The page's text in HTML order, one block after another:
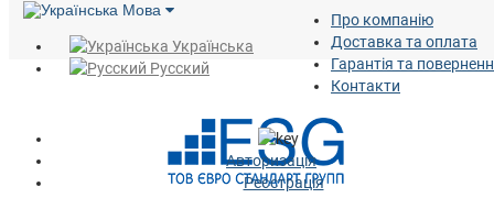
Мова
Українська
Русский
Про компанію
Доставка та оплата
Гарантія та
Контакти
Авторизація
Реєстрація